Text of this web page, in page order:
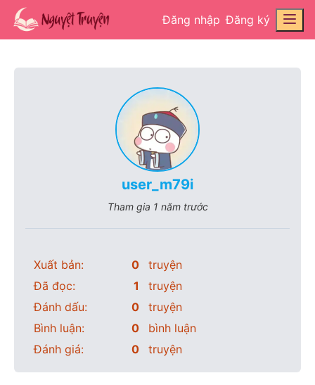
Đăng nhập Đăng ký
user_m79i
Tham gia 1 năm trước
Xuất bản: 0
truyện
Đã đọc:
1
truyện
Đánh dấu:
0
truyện
Bình luận:
0
bình luận
Đánh giá:
0 truyện